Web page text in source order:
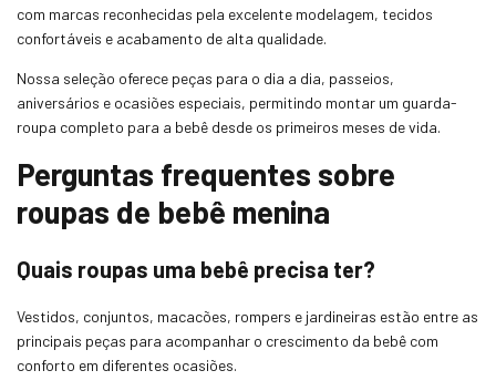
com marcas reconhecidas pela excelente modelagem, tecidos
confortáveis e acabamento de alta qualidade.
Nossa seleção oferece peças para o dia a dia, passeios,
aniversários e ocasiões especiais, permitindo montar um guarda-
roupa completo para a bebê desde os primeiros meses de vida.
Perguntas frequentes sobre
roupas de bebê menina
Quais roupas uma bebê precisa ter?
Vestidos, conjuntos, macacões, rompers e jardineiras estão entre as
principais peças para acompanhar o crescimento da bebê com
conforto em diferentes ocasiões.